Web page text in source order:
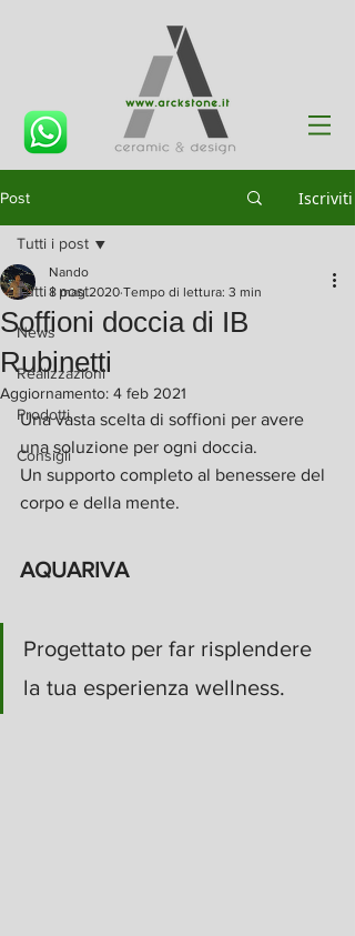
Post Iscriviti
Tutti i post
News
Realizzazioni
Prodotti
Consigli
Tutti i post
Soffioni doccia di IB
Rubinetti
Nando
8 mag 2020 Tempo di lettura: 3 min
Aggiornamento: 4 feb 2021
Una vasta scelta di soffioni per avere
una soluzione per ogni doccia.
Un supporto completo al benessere del
corpo e della mente.
AQUARIVA
Progettato per far risplendere
la tua esperienza wellness.